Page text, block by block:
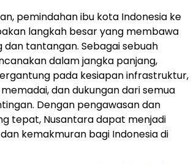
pemindahan ibu kota Indonesia ke
langkah besar yang membawa
tantangan. Sebagai sebuah
dalam jangka panjang,
pada kesiapan infrastruktur,
dan dukungan dari semua
Dengan pengawasan dan
tepat, Nusantara dapat menjadi
kemakmuran bagi Indonesia di